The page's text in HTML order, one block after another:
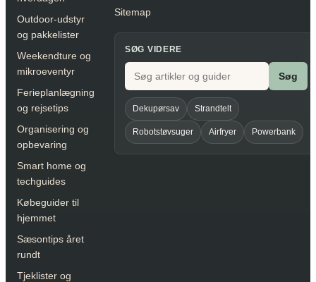
Outdoor-udstyr
og pakkelister
Weekendture og
mikroeventyr
Ferieplanlægning
og rejsetips
Organisering og
opbevaring
Smart home og
techguides
Købeguider til
hjemmet
Sæsontips året
rundt
Tjeklister og
Sitemap
SØG VIDERE
Søg
Dekupørsav Strandtelt
Robotstøvsuger Airfryer Powerbank